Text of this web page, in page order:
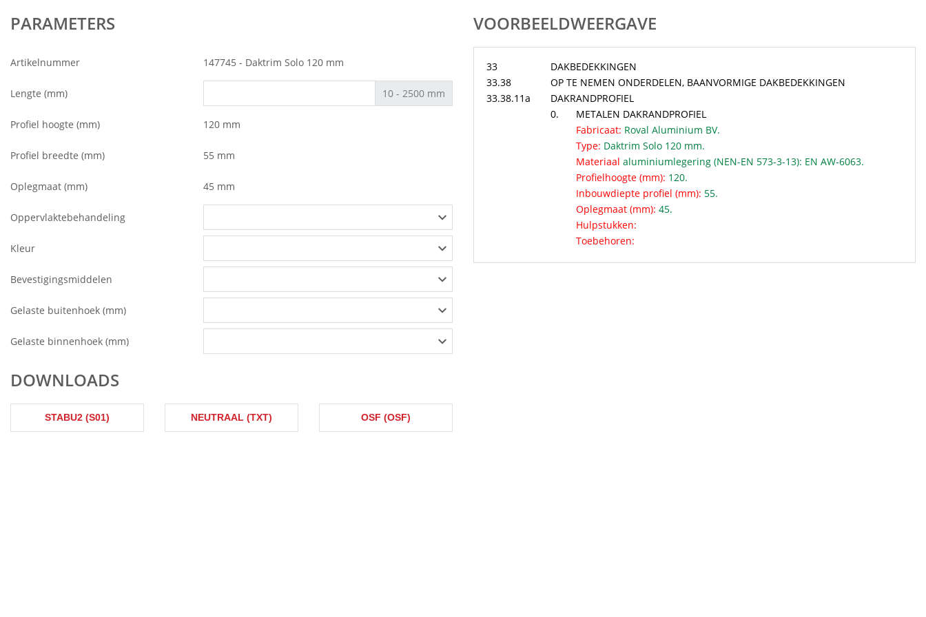
PARAMETERS
Artikelnummer 147745 - Daktrim Solo 120 mm
Lengte (mm) 10 - 2500 mm
Profiel hoogte (mm) 120 mm
Profiel breedte (mm) 55 mm
Oplegmaat (mm) 45 mm
Oppervlaktebehandeling
Kleur
Bevestigingsmiddelen
Gelaste buitenhoek (mm)
Gelaste binnenhoek (mm)
DOWNLOADS
STABU2 (S01) NEUTRAAL (TXT) OSF (OSF)
VOORBEELDWEERGAVE
33
DAKBEDEKKINGEN
33.38
OP TE NEMEN ONDERDELEN, BAANVORMIGE DAKBEDEKKINGEN
33.38.11a
DAKRANDPROFIEL
0.
METALEN DAKRANDPROFIEL
Fabricaat: Roval Aluminium BV.
Type: Daktrim Solo 120 mm.
Materiaal aluminiumlegering (NEN-EN 573-3-13): EN AW-6063.
Profielhoogte (mm): 120.
Inbouwdiepte profiel (mm): 55.
Oplegmaat (mm): 45.
Hulpstukken:
Toebehoren: